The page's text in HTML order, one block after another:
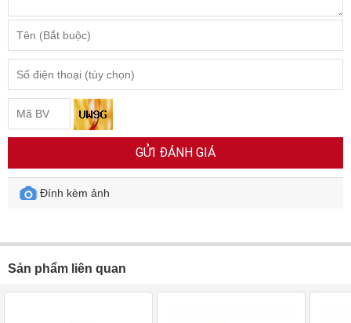
GỬI ĐÁNH GIÁ
Đính kèm ảnh
Sản phẩm liên quan